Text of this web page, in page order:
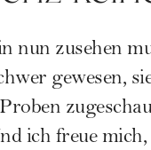
nun zusehen
gewesen,
ich freue